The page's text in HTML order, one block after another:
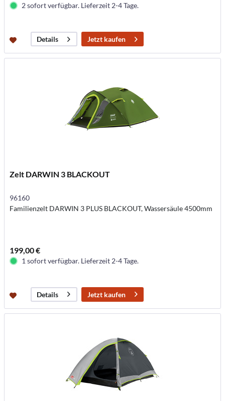
2 sofort verfügbar. Lieferzeit 2-4 Tage.
Details Jetzt kaufen
Zelt DARWIN 3 BLACKOUT
96160
Familienzelt DARWIN 3 PLUS BLACKOUT, Wassersäule 4500mm
199,00 €
1 sofort verfügbar. Lieferzeit 2-4 Tage.
Details Jetzt kaufen